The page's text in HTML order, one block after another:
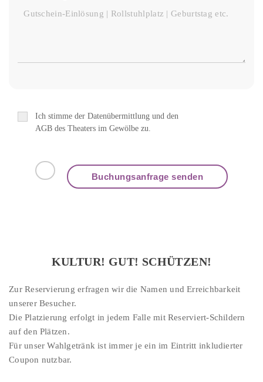
Ich stimme der Datenübermittlung und den
AGB des Theaters im Gewölbe zu.
KULTUR! GUT! SCHÜTZEN!
Zur Reservierung erfragen wir die Namen und Erreichbarkeit
unserer Besucher.
Die Platzierung erfolgt in jedem Falle mit Reserviert-Schildern
auf den Plätzen.
Für unser Wahlgetränk ist immer je ein im Eintritt inkludierter
Coupon nutzbar.